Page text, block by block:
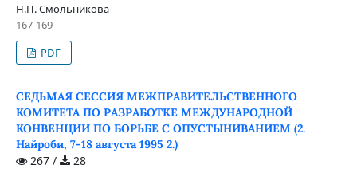
Н.П. Смольникова
167-169
PDF
СЕДЬМАЯ СЕССИЯ МЕЖПРАВИТЕЛЬСТВЕННОГО
КОМИТЕТА ПО РАЗРАБОТКЕ МЕЖДУНАРОДНОЙ
КОНВЕНЦИИ ПО БОРЬБЕ С ОПУСТЫНИВАНИЕМ (2.
Найроби, 7-18 августа 1995 2.)
267 / 28